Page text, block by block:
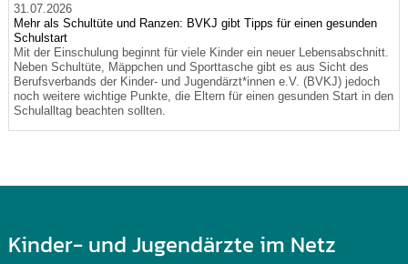
31.07.2026
Mehr als Schultüte und Ranzen: BVKJ gibt Tipps für einen gesunden
Schulstart
Mit der Einschulung beginnt für viele Kinder ein neuer Lebensabschnitt.
Neben Schultüte, Mäppchen und Sporttasche gibt es aus Sicht des
Berufsverbands der Kinder- und Jugendärzt*innen e.V. (BVKJ) jedoch
noch weitere wichtige Punkte, die Eltern für einen gesunden Start in den
Schulalltag beachten sollten.
Kinder- und Jugendärzte im Netz